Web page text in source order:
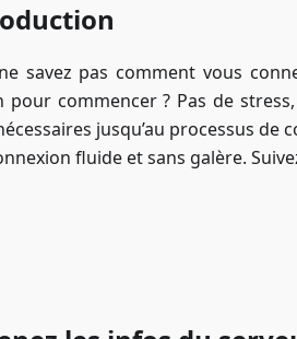
savez pas comment vous
pour commencer ? Pas de
jusqu’au processus
fluide et sans galère.